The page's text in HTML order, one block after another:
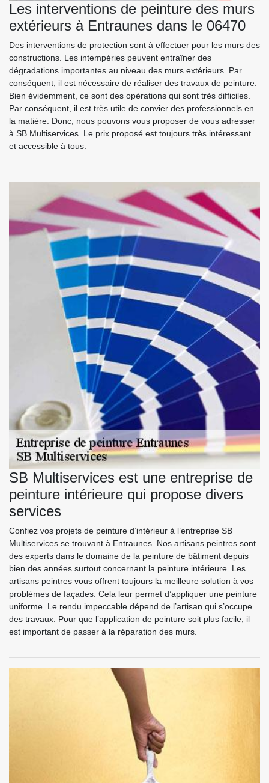
Les interventions de peinture des murs
extérieurs à Entraunes dans le 06470
Des interventions de protection sont à effectuer pour les murs des
constructions. Les intempéries peuvent entraîner des
dégradations importantes au niveau des murs extérieurs. Par
conséquent, il est nécessaire de réaliser des travaux de peinture.
Bien évidemment, ce sont des opérations qui sont très difficiles.
Par conséquent, il est très utile de convier des professionnels en
la matière. Donc, nous pouvons vous proposer de vous adresser
à SB Multiservices. Le prix proposé est toujours très intéressant
et accessible à tous.
SB Multiservices est une entreprise de
peinture intérieure qui propose divers
services
Confiez vos projets de peinture d’intérieur à l’entreprise SB
Multiservices se trouvant à Entraunes. Nos artisans peintres sont
des experts dans le domaine de la peinture de bâtiment depuis
bien des années surtout concernant la peinture intérieure. Les
artisans peintres vous offrent toujours la meilleure solution à vos
problèmes de façades. Cela leur permet d’appliquer une peinture
uniforme. Le rendu impeccable dépend de l’artisan qui s’occupe
des travaux. Pour que l’application de peinture soit plus facile, il
est important de passer à la réparation des murs.